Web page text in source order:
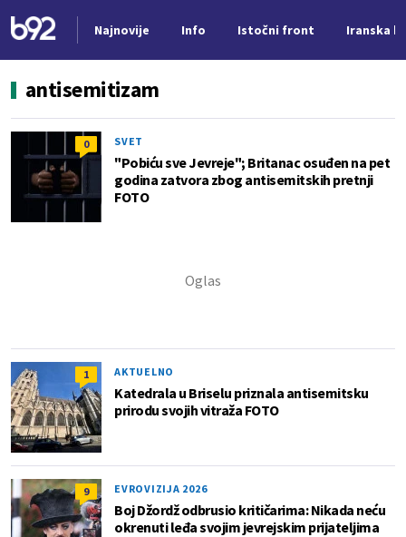
Najnovije Info Istočni front Iranska
antisemitizam
0 SVET
"Pobiću sve Jevreje"; Britanac osuđen na pet
godina zatvora zbog antisemitskih pretnji
FOTO
1 AKTUELNO
Katedrala u Briselu priznala antisemitsku
prirodu svojih vitraža FOTO
9 EVROVIZIJA 2026
Boj Džordž odbrusio kritičarima: Nikada neću
okrenuti leđa svojim jevrejskim prijateljima